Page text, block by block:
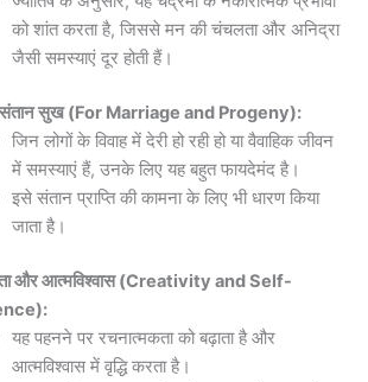
को शांत करता है, जिससे मन की चंचलता और अनिद्रा
जैसी समस्याएं दूर होती हैं।
संतान सुख (For Marriage and Progeny):
जिन लोगों के विवाह में देरी हो रही हो या वैवाहिक जीवन
में समस्याएं हैं, उनके लिए यह बहुत फायदेमंद है।
इसे संतान प्राप्ति की कामना के लिए भी धारण किया
जाता है।
और आत्मविश्वास (Creativity and Self-
यह पहनने पर रचनात्मकता को बढ़ाता है और
आत्मविश्वास में वृद्धि करता है।